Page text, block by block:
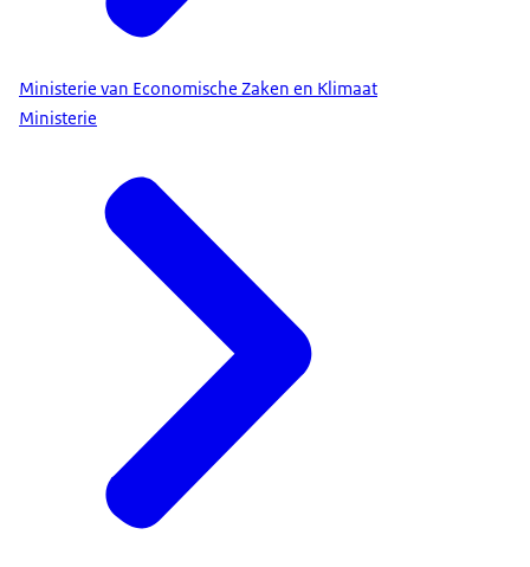
Ministerie van Economische Zaken en Klimaat
Ministerie